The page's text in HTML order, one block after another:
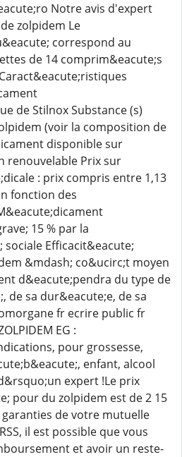
Notre avis d'expert
zolpidem Le
correspond au
de 14 comprim&eacute;s
de Stilnox Substance (s)
(voir la composition de
disponible sur
renouvelable Prix sur
: prix compris entre 1,13
fonction des
15 % par la
Efficacit&eacute;
&mdash; co&ucirc;t moyen
d&eacute;pendra du type de
de sa dur&eacute;e, de sa
fr ecrire public fr
EG :
pour grossesse,
enfant, alcool
expert !Le prix
pour du zolpidem est de 2 15
de votre mutuelle
il est possible que vous
et avoir un reste-